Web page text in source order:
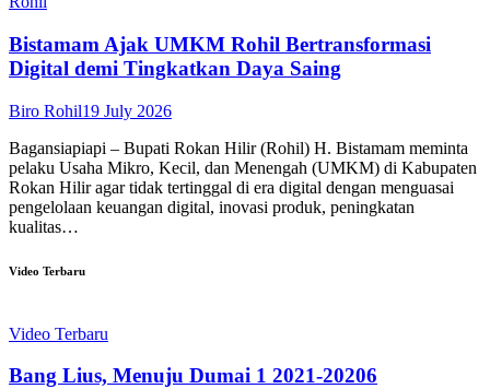
Bistamam Ajak UMKM Rohil Bertransformasi
Digital demi Tingkatkan Daya Saing
Biro Rohil19 July 2026
Bagansiapiapi – Bupati Rokan Hilir (Rohil) H. Bistamam meminta
pelaku Usaha Mikro, Kecil, dan Menengah (UMKM) di Kabupaten
Rokan Hilir agar tidak tertinggal di era digital dengan menguasai
pengelolaan keuangan digital, inovasi produk, peningkatan
kualitas…
Video Terbaru
Video Terbaru
Bang Lius, Menuju Dumai 1 2021-20206